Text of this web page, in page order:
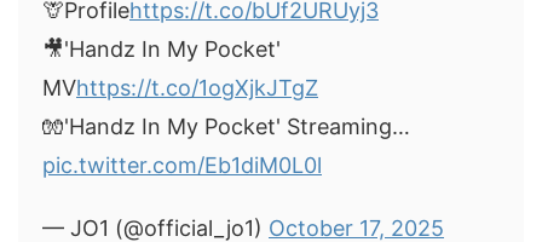
🦒Profilehttps://t.co/bUf2URUyj3
🎥'Handz In My Pocket'
MVhttps://t.co/1ogXjkJTgZ
🧤'Handz In My Pocket' Streaming…
pic.twitter.com/Eb1diM0L0l
— JO1 (@official_jo1) October 17, 2025